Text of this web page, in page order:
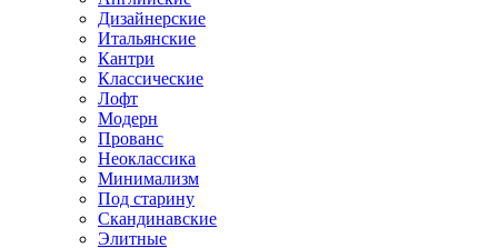
Дизайнерские
Итальянские
Кантри
Классические
Лофт
Модерн
Прованс
Неоклассика
Минимализм
Под старину
Скандинавские
Элитные